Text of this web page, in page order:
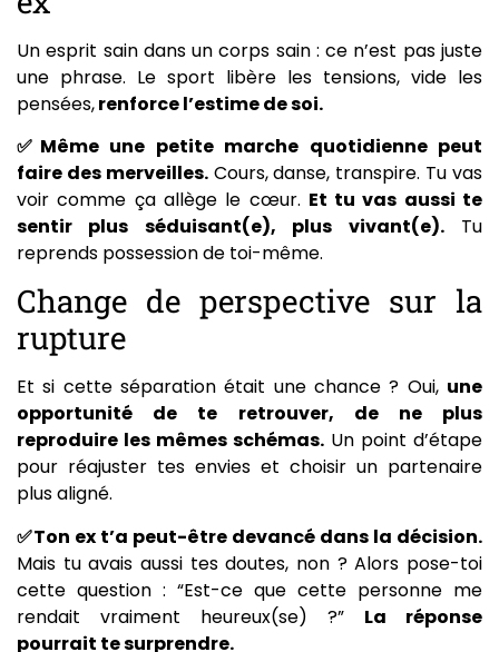
Un esprit sain dans un corps sain : ce n’est pas juste
une phrase. Le sport libère les tensions, vide les
pensées,renforce l’estime de soi.
✅Même une petite marche quotidienne peut
faire des merveilles.Cours, danse, transpire. Tu vas
voir comme ça allège le cœur. Et tu vas aussi te
sentir plus séduisant(e), plus vivant(e).Tu
reprends possession de toi-même.
Change de perspective sur la
rupture
Et si cette séparation était une chance ? Oui, une
opportunité de te retrouver, de ne plus
reproduire les mêmes schémas. Un point d’étape
pour réajuster tes envies et choisir un partenaire
plus aligné.
✅Ton ex t’a peut-être devancé dans la décision.
Mais tu avais aussi tes doutes, non ? Alors pose-toi
cette question : “Est-ce que cette personne me
rendait vraiment heureux(se) ?” La réponse
pourrait te surprendre.